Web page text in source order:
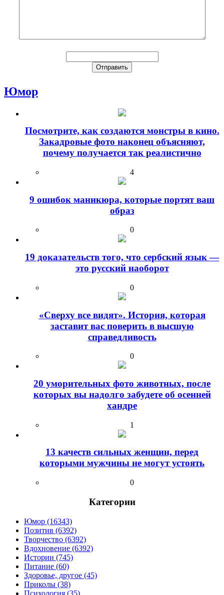
Юмор
Посмотрите, как создаются монстры в кино.
Закадровые фото наконец объясняют,
почему получается так реалистично
4
9 ошибок маникюра, которые портят ваш
образ
0
19 доказательств того, что сербский язык —
это русский наоборот
0
«Сверху все видят». История, которая
заставит вас поверить в высшую
справедливость
0
20 уморительных фото животных, после
которых вы надолго забудете об осенней
хандре
1
13 качеств сильных женщин, перед
которыми мужчины не могут устоять
0
Категории
Юмор (16343)
Позитив (6392)
Творчество (6392)
Вдохновение (6392)
Истории (745)
Питание (60)
Здоровье, другое (45)
Приколы (38)
Психология (35)